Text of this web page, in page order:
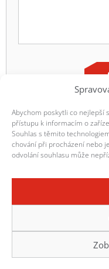
Abychom poskytli co nejlepší
přístupu k informacím o
Souhlas s těmito
chování při procházení nebo
odvolání souhlasu může
OBCHODNÍ A
©